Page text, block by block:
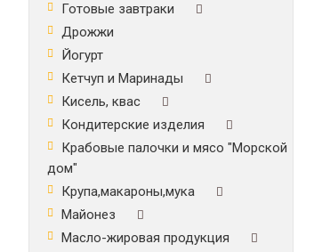
Готовые завтраки
Дрожжи
Йогурт
Кетчуп и Маринады
Кисель, квас
Кондитерские изделия
Крабовые палочки и мясо "Морской
дом"
Крупа,макароны,мука
Майонез
Масло-жировая продукция